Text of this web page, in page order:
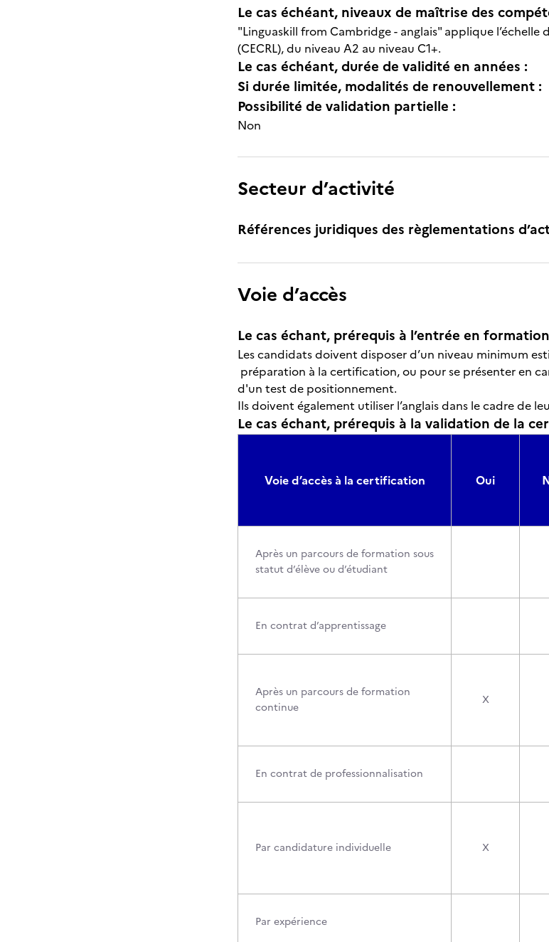
Le cas échéant, niveaux de maîtrise des
"Linguaskill from Cambridge - anglais" applique
(CECRL), du niveau A2 au niveau C1+.
Le cas échéant, durée de validité en années :
Si durée limitée, modalités de renouvellement :
Possibilité de validation partielle :
Non
Secteur d’activité
Références juridiques des règlementations
Voie d’accès
Le cas échant, prérequis à l’entrée en
Les candidats doivent disposer d’un niveau minimum
préparation à la certification, ou pour se présenter en
d'un test de positionnement.
Ils doivent également utiliser l’anglais dans le cadre de
Le cas échant, prérequis à la validation de la
Voie d’accès à la certification Oui
Après un parcours de formation sous
statut d’élève ou d’étudiant
En contrat d’apprentissage
Après un parcours de formation
continue
X
En contrat de professionnalisation
Par candidature individuelle X
Par expérience